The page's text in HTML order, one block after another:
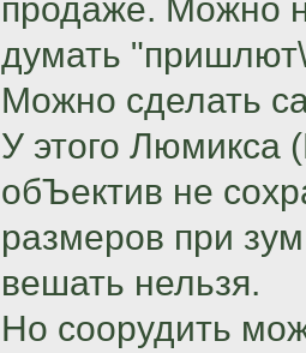
продаже. Можно
думать
Можно сделать
У этого Люмикса
обЪектив не
размеров при
вешать нельзя.
Но соорудить